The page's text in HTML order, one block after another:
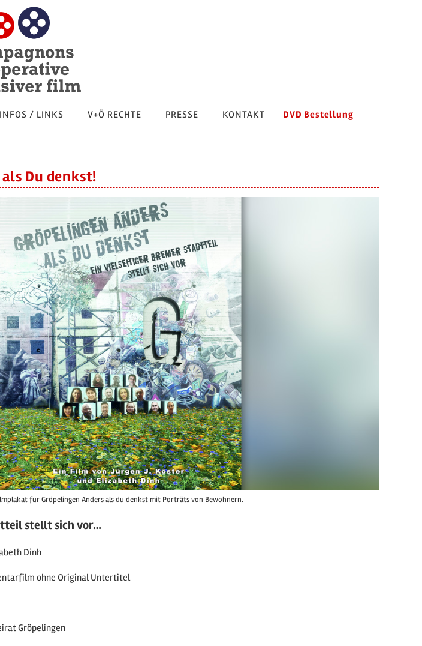
INFOS / LINKS V+Ö RECHTE PRESSE KONTAKT DVD Bestellung
Du denkst!
für Gröpelingen Anders als du denkst mit Porträts von Bewohnern.
stellt sich vor…
Dinh
ohne Original Untertitel
Gröpelingen